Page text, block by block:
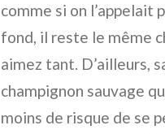
comme si on l’appelait
fond, il reste le même
aimez tant. D’ailleurs,
champignon sauvage
moins de risque de se